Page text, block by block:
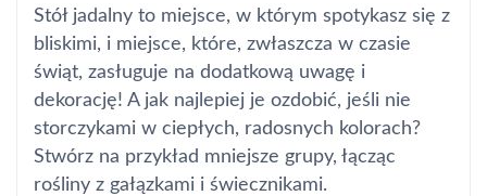
Stół jadalny to miejsce, w którym spotykasz się z
bliskimi, i miejsce, które, zwłaszcza w czasie
świąt, zasługuje na dodatkową uwagę i
dekorację! A jak najlepiej je ozdobić, jeśli nie
storczykami w ciepłych, radosnych kolorach?
Stwórz na przykład mniejsze grupy, łącząc
rośliny z gałązkami i świecznikami.